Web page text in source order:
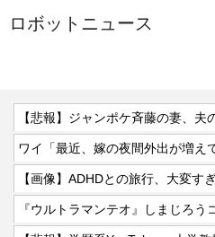
ロボットニュース
【悲報】ジャンポケ斉藤の妻、
【画像】ADHDとの旅行、大変す
『ウルトラマンテオ』しまじろ